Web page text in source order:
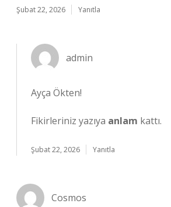
Şubat 22, 2026 Yanıtla
admin
Ayça Ökten!
Fikirleriniz yazıya anlam kattı.
Şubat 22, 2026 Yanıtla
Cosmos